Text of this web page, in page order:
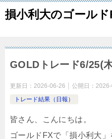
損小利大のゴールド
GOLDトレード6/25(
更新日： 2026-06-26 公開日：
トレード結果（日報）
皆さん、こんにちは。
ゴールドFXで「損小利大」